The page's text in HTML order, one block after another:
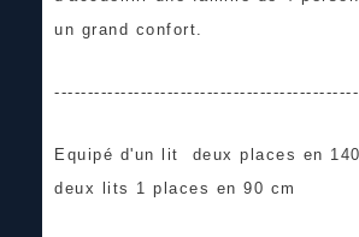
un grand confort.
Equipé d'un lit deux places en
deux lits 1 places en 90 cm